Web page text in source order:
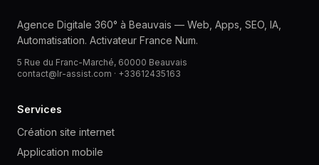
Agence Digitale 360° à Beauvais — Web, Apps, SEO, IA,
Automatisation. Activateur France Num.
5 Rue du Franc-Marché, 60000 Beauvais
contact@lr-assist.com · +33612435163
Services
Création site internet
Application mobile